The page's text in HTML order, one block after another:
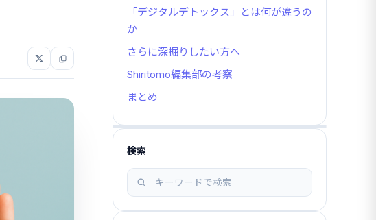
「デジタルデトックス」とは何が違うの
か
さらに深掘りしたい方へ
Shiritomo編集部の考察
まとめ
検索
記
事
を